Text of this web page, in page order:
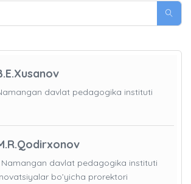
davlat pedagogika instituti
Namangan davlat pedagogika instituti
bo’yicha prorektori